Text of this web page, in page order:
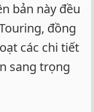
bản này đều
đồng
các chi tiết
sang trọng